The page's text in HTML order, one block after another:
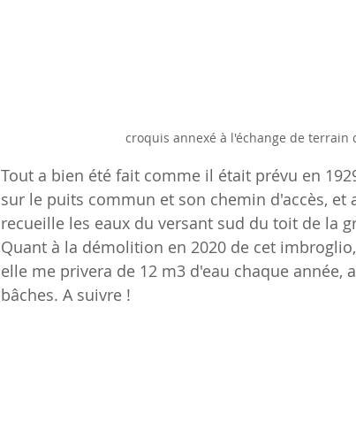
croquis annexé à l'échange de terrain
Tout a bien été fait comme il était prévu en
sur le puits commun et son chemin d'accès, et
recueille les eaux du versant sud du toit de la
Quant à la démolition en 2020 de cet
elle me privera de 12 m3 d'eau chaque année,
bâches. A suivre !